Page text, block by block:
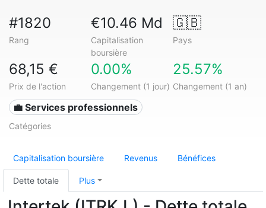
#1820
Rang
€10.46 Md
Capitalisation
boursière
🇬🇧
Pays
68,15 €
Prix de l'action
0.00%
Changement (1 jour)
25.57%
Changement (1 an)
💼 Services professionnels
Catégories
Capitalisation boursière Revenus Bénéfices
Dette totale Plus